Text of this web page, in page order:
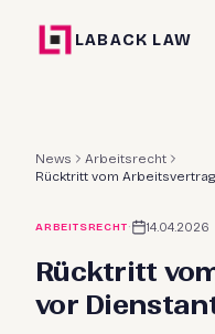
LABACK LAW
News
Arbeitsrecht
Rücktritt vom
ARBEITSRECHT· 14.04.2026
Rücktritt
vor